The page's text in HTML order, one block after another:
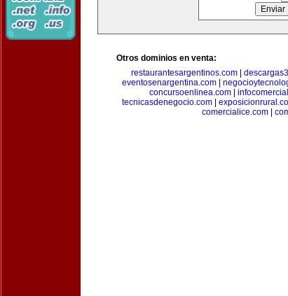
Otros dominios en venta:
restaurantesargentinos.com
eventosenargentina.com
concursoenlinea.com|
tecnicasdenegocio.com
comercialice.com|